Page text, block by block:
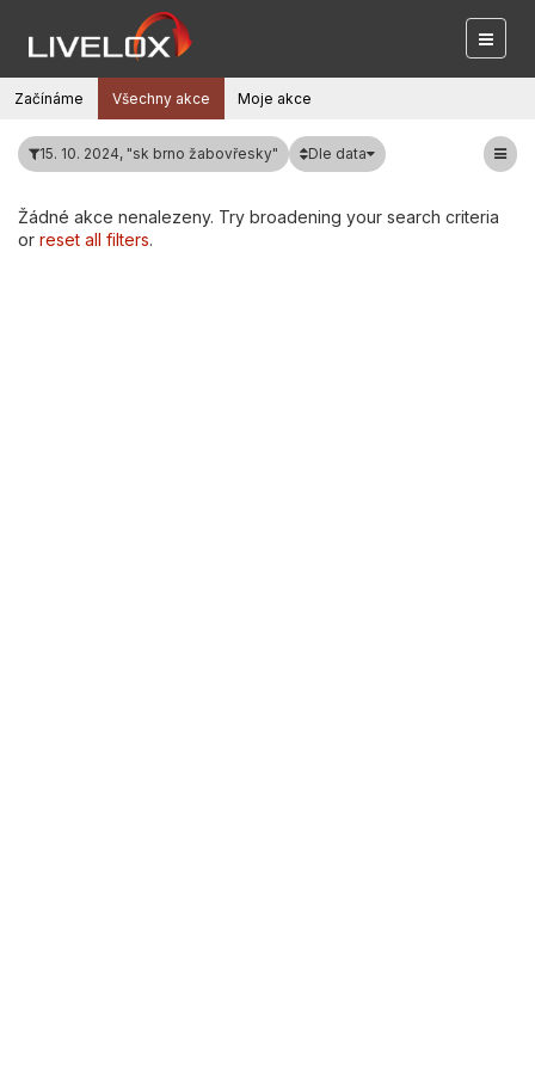
Začínáme Všechny akce Moje akce
15. 10. 2024, "sk brno žabovřesky" Dle data
Žádné akce nenalezeny. Try broadening your search criteria
or reset all filters.